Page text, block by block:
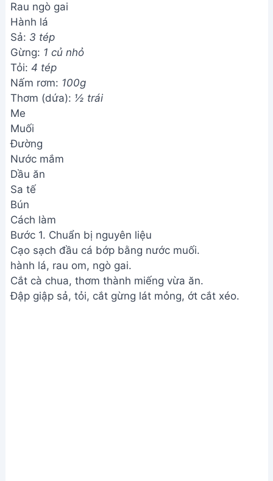
Rau ngò gai
Hành lá
Sả: 3 tép
Gừng: 1 củ nhỏ
Tỏi: 4 tép
Nấm rơm: 100g
Thơm (dứa): ½ trái
Me
Muối
Đường
Nước mắm
Dầu ăn
Sa tế
Bún
Cách làm
Bước 1. Chuẩn bị nguyên liệu
Cạo sạch đầu cá bớp bằng nước muối.
hành lá, rau om, ngò gai.
Cắt cà chua, thơm thành miếng vừa ăn.
Đập giập sả, tỏi, cắt gừng lát mỏng, ớt cắt xéo.